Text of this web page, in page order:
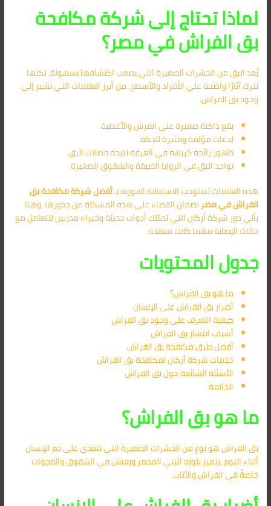
لماذا تحتاج إلى شركة مكافحة
بق الفراش في مصر؟
يُعد البق من الحشرات الصغيرة التي يصعب اكتشافها بسهولة، لكنها
تترك آثارًا واضحة على الأفراد والأسطح. من أبرز العلامات التي تشير إلى
وجود بق الفراش:
بقع داكنة صغيرة على الفرش والأغطية.
لدغات مؤلمة ومثيرة للحكة.
ظهور رائحة كريهة في الغرفة نتيجة فضلات البق.
تواجد البق في الزوايا الضيقة والشقوق الصغيرة.
هذه العلامات تستوجب الاستعانة الفورية بـأفضلشركة مكافحة بق
الفراش في مصرلضمان القضاء على هذه المشكلة من جذورها. وهنا
يأتي دور شركة أركان التي تمتلك أدوات حديثة وخبراء مدربين للتعامل مع
حالات الإصابة مهما كانت معقدة.
جدول المحتويات
ما هو بق الفراش؟
أضرار بق الفراش على الإنسان
كيفية التعرف على وجود بق الفراش
أسباب انتشار بق الفراش
أفضل طرق مكافحة بق الفراش
خدمات شركة أركان لمكافحة بق الفراش
الأسئلة الشائعة حول بق الفراش
الخاتمة
ما هو بق الفراش؟
بق الفراش هو نوع من الحشرات الصغيرة التي تتغذى على دم الإنسان
أثناء النوم. يتميز بلونه البني المحمر ويعيش في الشقوق والفجوات
خاصةً في الفراش والأثاث.